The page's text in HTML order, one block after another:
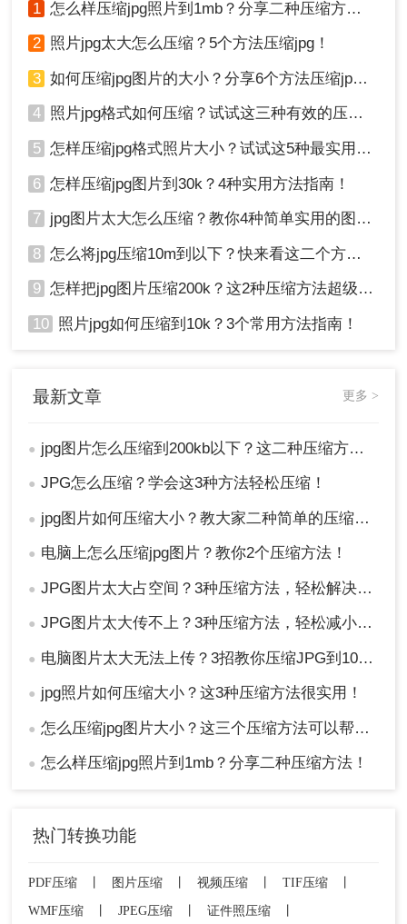
1 怎么样压缩jpg照片到1mb？分享二种压缩方法！
2 照片jpg太大怎么压缩？5个方法压缩jpg！
3 如何压缩jpg图片的大小？分享6个方法压缩jpg！
4 照片jpg格式如何压缩？试试这三种有效的压缩方法！
5 怎样压缩jpg格式照片大小？试试这5种最实用的JPG压缩方法！
6 怎样压缩jpg图片到30k？4种实用方法指南！
7 jpg图片太大怎么压缩？教你4种简单实用的图片压缩方法
8 怎么将jpg压缩10m到以下？快来看这二个方法 ！
9 怎样把jpg图片压缩200k？这2种压缩方法超级好用！
10 照片jpg如何压缩到10k？3个常用方法指南！
最新文章 更多 >
● jpg图片怎么压缩到200kb以下？这二种压缩方法你肯定能学会!！
● JPG怎么压缩？学会这3种方法轻松压缩！
● jpg图片如何压缩大小？教大家二种简单的压缩方法！
● 电脑上怎么压缩jpg图片？教你2个压缩方法！
● JPG图片太大占空间？3种压缩方法，轻松解决！！
● JPG图片太大传不上？3种压缩方法，轻松减小文件大小！！
● 电脑图片太大无法上传？3招教你压缩JPG到100K以下！
● jpg照片如何压缩大小？这3种压缩方法很实用！
● 怎么压缩jpg图片大小？这三个压缩方法可以帮助你！
● 怎么样压缩jpg照片到1mb？分享二种压缩方法！
热门转换功能
PDF压缩 图片压缩 视频压缩 TIF压缩
WMF压缩
JPEG压缩 证件照压缩